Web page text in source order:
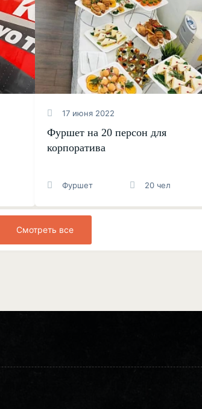
17 июня 2022
Фуршет на 20 персон для
корпоратива
Фуршет 20 чел
Смотреть все